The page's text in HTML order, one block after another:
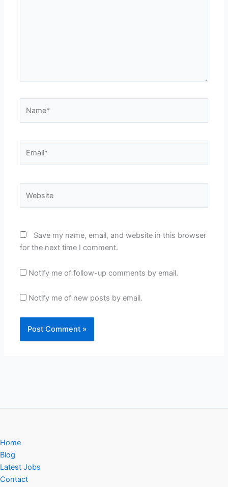
Save my name, email, and website in this browser
for the next time I comment.
Notify me of follow-up comments by email.
Notify me of new posts by email.
Home
Blog
Latest Jobs
Contact